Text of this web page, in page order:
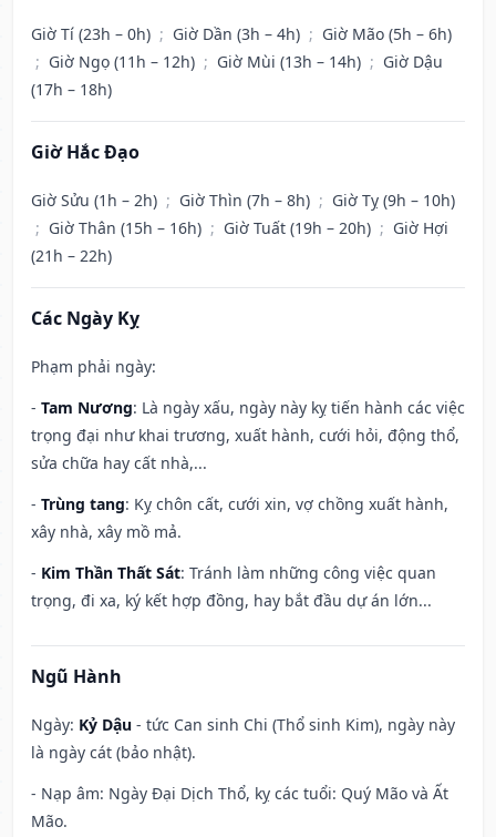
Giờ Tí (23h – 0h) ; Giờ Dần (3h – 4h) ; Giờ Mão (5h – 6h)
; Giờ Ngọ (11h – 12h) ; Giờ Mùi (13h – 14h) ; Giờ Dậu
(17h – 18h)
Giờ Hắc Đạo
Giờ Sửu (1h – 2h) ; Giờ Thìn (7h – 8h) ; Giờ Tỵ (9h – 10h)
; Giờ Thân (15h – 16h) ; Giờ Tuất (19h – 20h) ; Giờ Hợi
(21h – 22h)
Các Ngày Kỵ
Phạm phải ngày:
- Tam Nương: Là ngày xấu, ngày này kỵ tiến hành các việc
trọng đại như khai trương, xuất hành, cưới hỏi, động thổ,
sửa chữa hay cất nhà,...
- Trùng tang: Kỵ chôn cất, cưới xin, vợ chồng xuất hành,
xây nhà, xây mồ mả.
- Kim Thần Thất Sát: Tránh làm những công việc quan
trọng, đi xa, ký kết hợp đồng, hay bắt đầu dự án lớn...
Ngũ Hành
Ngày: Kỷ Dậu - tức Can sinh Chi (Thổ sinh Kim), ngày này
là ngày cát (bảo nhật).
- Nạp âm: Ngày Đại Dịch Thổ, kỵ các tuổi: Quý Mão và Ất
Mão.